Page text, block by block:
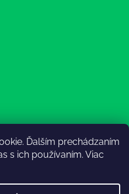
Ďalším prechádzaním
s ich používaním. Viac